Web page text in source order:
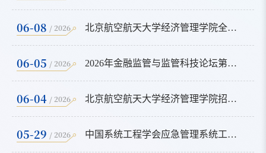
06-08 / 2026 北京航空航天大学经济管理学院全日制专业2026年暑期学校活动通知
06-05 / 2026 2026年金融监管与监管科技论坛第二轮
06-04 / 2026 北京航空航天大学经济管理学院招收2027年非全日制工程管理硕士（MEM）知行成长营活动通知
05-29 / 2026 中国系统工程学会应急管理系统工程专业委员会第十届学术年会